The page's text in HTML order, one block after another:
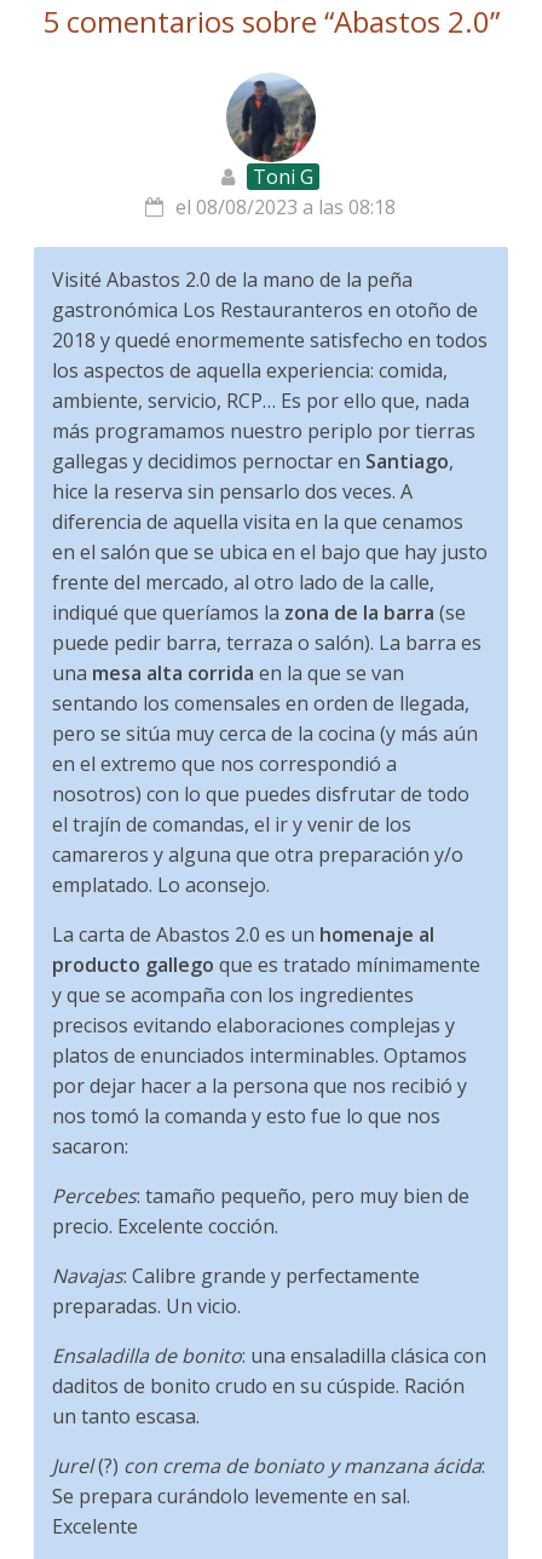
5 comentarios sobre “Abastos 2.0”
Toni G
el 08/08/2023 a las 08:18
Visité Abastos 2.0 de la mano de la peña
gastronómica Los Restauranteros en otoño de
2018 y quedé enormemente satisfecho en todos
los aspectos de aquella experiencia: comida,
ambiente, servicio, RCP… Es por ello que, nada
más programamos nuestro periplo por tierras
gallegas y decidimos pernoctar en Santiago,
hice la reserva sin pensarlo dos veces. A
diferencia de aquella visita en la que cenamos
en el salón que se ubica en el bajo que hay justo
frente del mercado, al otro lado de la calle,
indiqué que queríamos la zona de la barra (se
puede pedir barra, terraza o salón). La barra es
una mesa alta corrida en la que se van
sentando los comensales en orden de llegada,
pero se sitúa muy cerca de la cocina (y más aún
en el extremo que nos correspondió a
nosotros) con lo que puedes disfrutar de todo
el trajín de comandas, el ir y venir de los
camareros y alguna que otra preparación y/o
emplatado. Lo aconsejo.
La carta de Abastos 2.0 es un homenaje al
producto gallego que es tratado mínimamente
y que se acompaña con los ingredientes
precisos evitando elaboraciones complejas y
platos de enunciados interminables. Optamos
por dejar hacer a la persona que nos recibió y
nos tomó la comanda y esto fue lo que nos
sacaron:
Percebes: tamaño pequeño, pero muy bien de
precio. Excelente cocción.
Navajas: Calibre grande y perfectamente
preparadas. Un vicio.
Ensaladilla de bonito: una ensaladilla clásica con
daditos de bonito crudo en su cúspide. Ración
un tanto escasa.
Jurel(?) con crema de boniato y manzana ácida:
Se prepara curándolo levemente en sal.
Excelente